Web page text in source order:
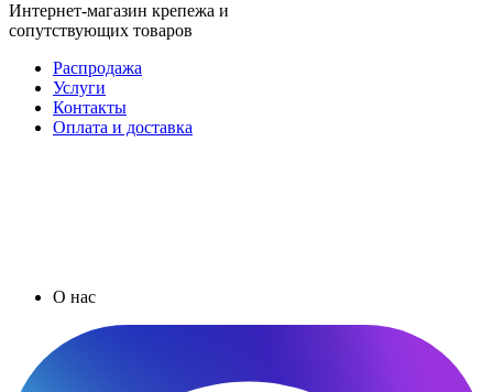
Интернет-магазин крепежа и
сопутствующих товаров
Распродажа
Услуги
Контакты
Оплата и доставка
О нас